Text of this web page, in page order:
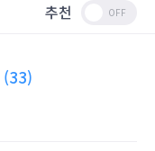
추천
(33)